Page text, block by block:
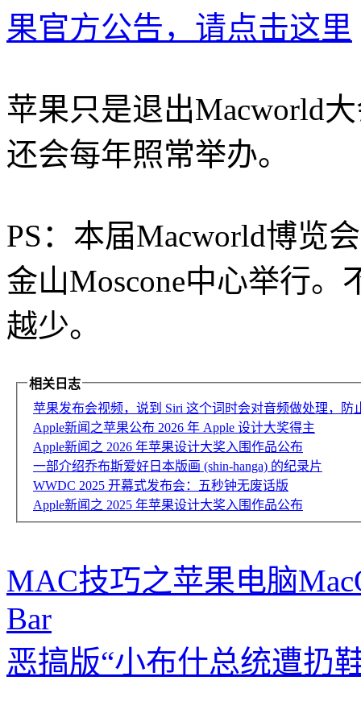
果官方公告，请点击这里
苹果只是退出Macworld
还会每年照常举办。
PS：本届Macworld博览
金山Moscone中心举行
越少。
相关日志
苹果发布会视频，说到 Siri 这个词时会对音频做处理，防
Apple新闻之苹果公布 2026 年 Apple 设计大奖得主
Apple新闻之 2026 年苹果设计大奖入围作品公布
一部介绍乔布斯爱好日本版画 (shin-hanga) 的纪录片
WWDC 2025 开幕式发布会：五秒钟无废话版
Apple新闻之 2025 年苹果设计大奖入围作品公布
MAC技巧之苹果电脑
Bar
恶搞版“小布什总统遭扔